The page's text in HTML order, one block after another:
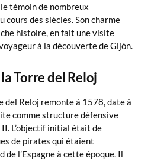
témoin de nombreux
des siècles. Son charme
histoire, en fait une visite
à la découverte de Gijón.
Torre del Reloj
del Reloj remonte à 1578, date à
comme structure défensive
L’objectif initial était de
de pirates qui étaient
l’Espagne à cette époque. Il